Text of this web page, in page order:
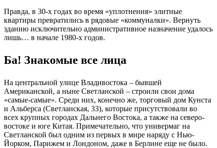
Правда, в 30-х годах во время «уплотнения» элитные
квартиры превратились в рядовые «коммуналки». Вернуть
зданию исключительно административное назначение удалось
лишь… в начале 1980-х годов.
Ба! Знакомые все лица
На центральной улице Владивостока – бывшей
Американской, а ныне Светланской – строили свои дома
«самые-самые». Среди них, конечно же, торговый дом Кунста
и Альберса (Светланская, 33), которые присутствовали во
всех крупных городах Дальнего Востока, а также на северо-
востоке и юге Китая. Примечательно, что универмаг на
Светланской был одним из первых в мире наряду с Нью-
Йорком, Парижем и Лондоном, даже в Берлине еще не было.